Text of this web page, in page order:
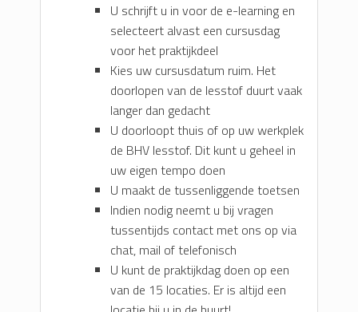
U schrijft u in voor de e-learning en
selecteert alvast een cursusdag
voor het praktijkdeel
Kies uw cursusdatum ruim. Het
doorlopen van de lesstof duurt vaak
langer dan gedacht
U doorloopt thuis of op uw werkplek
de BHV lesstof. Dit kunt u geheel in
uw eigen tempo doen
U maakt de tussenliggende toetsen
Indien nodig neemt u bij vragen
tussentijds contact met ons op via
chat, mail of telefonisch
U kunt de praktijkdag doen op een
van de 15 locaties. Er is altijd een